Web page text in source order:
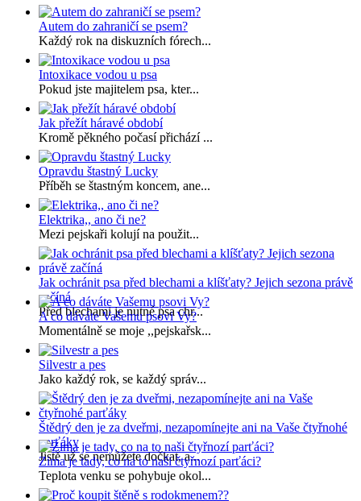
Autem do zahraničí se psem?
Každý rok na diskuzních fórech...
Intoxikace vodou u psa
Pokud jste majitelem psa, kter...
Jak přežít háravé období
Kromě pěkného počasí přichází ...
Opravdu štastný Lucky
Příběh se štastným koncem, ane...
Elektrika,, ano či ne?
Mezi pejskaři kolují na použit...
Jak ochránit psa před blechami a klíšťaty? Jejich sezona právě
začíná
Před blechami je nutné psa chr...
A co dáváte Vašemu psovi Vy?
Momentálně se moje ,,pejskařsk...
Silvestr a pes
Jako každý rok, se každý správ...
Štědrý den je za dveřmi, nezapomínejte ani na Vaše čtyřnohé
parťáky
Jistě už se nemůžete dočkat, a...
Zima je tady, co na to naši čtyřnozí parťáci?
Teplota venku se pohybuje okol...